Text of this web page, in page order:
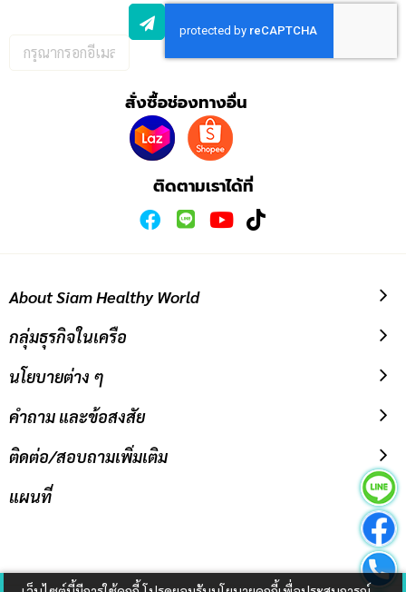
กรอก
สั่งซื้อช่องทางอื่น
ติดตามเราได้ที่
About Siam Healthy World
กลุ่มธุรกิจในเครือ
นโยบายต่าง ๆ
คำถาม และข้อสงสัย
ติดต่อ/สอบถามเพิ่มเติม
แผนที่